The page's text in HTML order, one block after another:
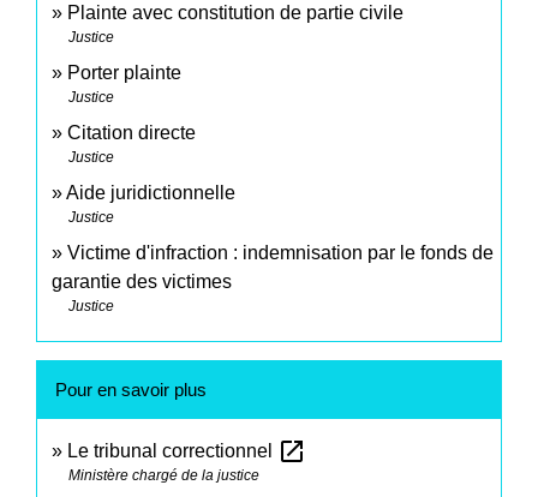
Plainte avec constitution de partie civile
Justice
Porter plainte
Justice
Citation directe
Justice
Aide juridictionnelle
Justice
Victime d'infraction : indemnisation par le fonds de
garantie des victimes
Justice
Pour en savoir plus
Le tribunal correctionnel open_in_new
Ministère chargé de la justice